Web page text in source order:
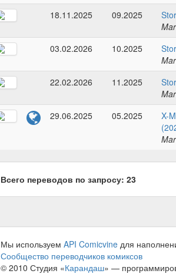
18.11.2025
09.2025
03.02.2026
10.2025
22.02.2026
11.2025
29.06.2025
05.2025
X-
Всего переводов по запросу: 23
Мы используем API Comicvine для
Сообщество переводчиков комиксов
© 2010 Студия «Карандаш» —